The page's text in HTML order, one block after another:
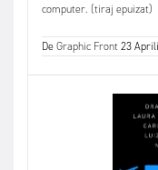
computer. (tiraj epuizat)
DeGraphic Front23